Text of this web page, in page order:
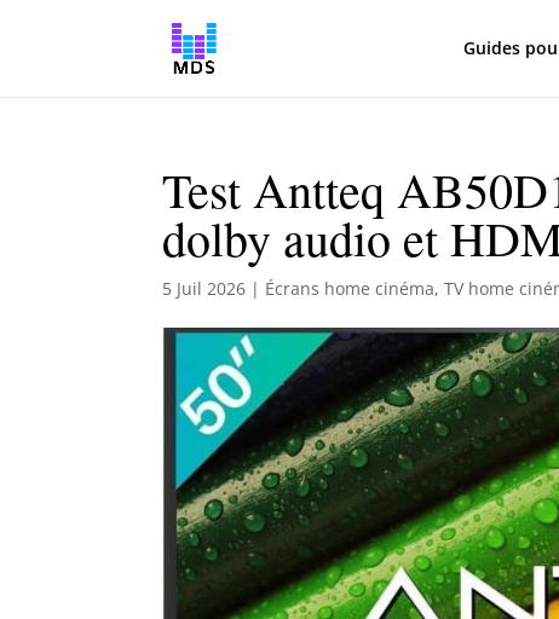
Guides
Test Antteq
dolby audio et
5 Juil 2026 | Écrans home cinéma,TV home